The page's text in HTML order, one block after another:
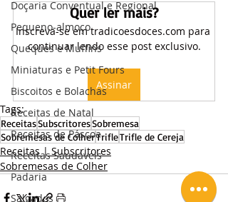
Doçaria Conventual e Regional
Pequeno-almoço
Queques e Muffins
Miniaturas e Petit Fours
Biscoitos e Bolachas
Receitas de Natal
Receitas de Páscoa
Receitas Saudáveis
Padaria
Salgados
Quer ler mais?
Inscreva-se em tradicoesdoces.com para
continuar lendo esse post exclusivo.
Assinar
Tags:
ReceitasSubscritoresSobremesa
Sobremesas de ColherTrifleTrifle de Cereja
Receitas | Subscritores
Sobremesas de Colher